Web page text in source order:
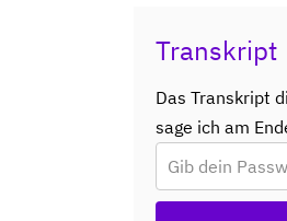
Transkript
Das Transkript
sage ich am